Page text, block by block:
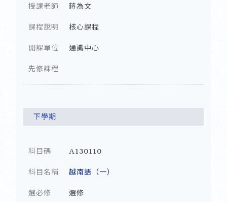
授課老師 蔣為文
課程說明 核心課程
開課單位 通識中心
先修課程
下學期
科目碼 A130110
科目名稱 越南語（一）
選必修 選修